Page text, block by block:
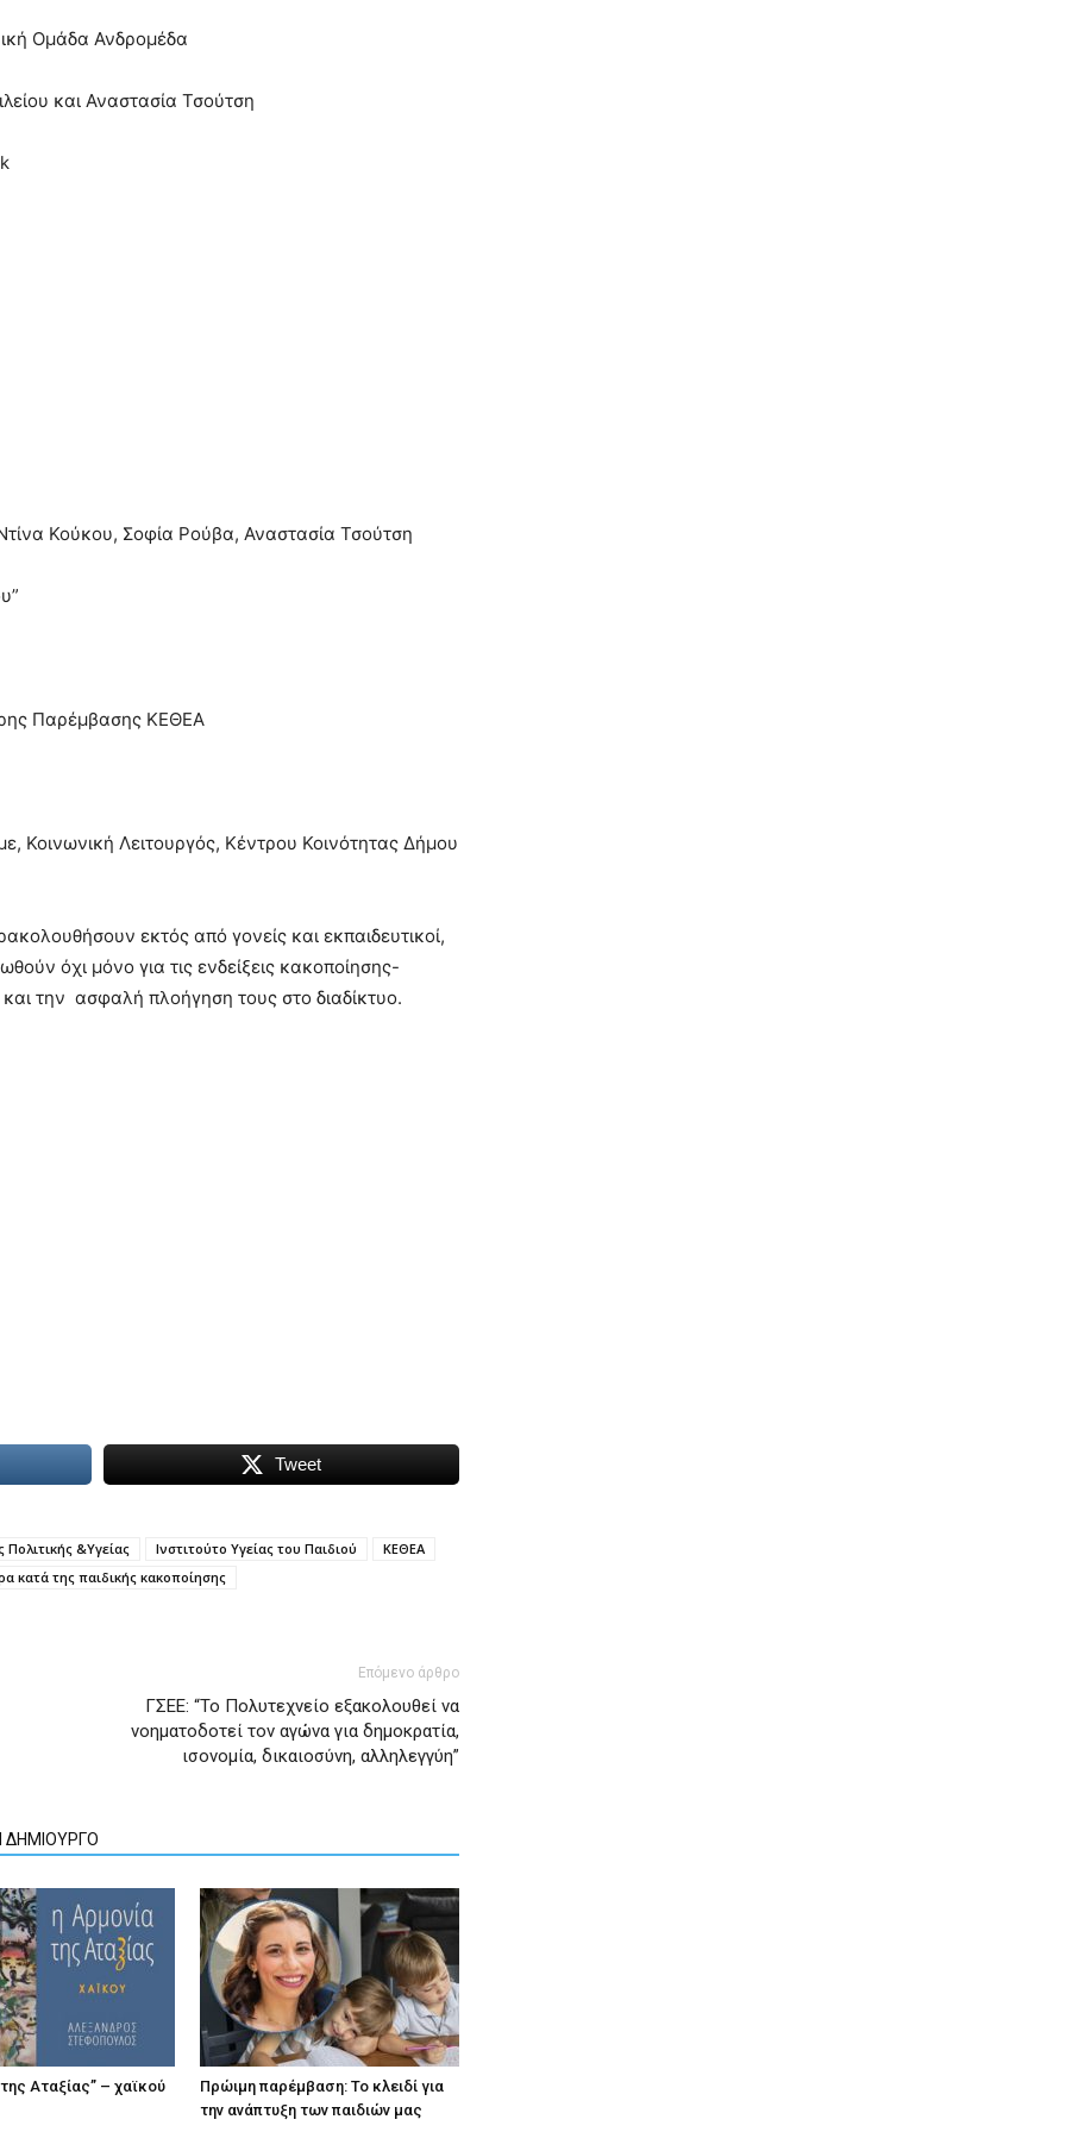
Ομάδα Ανδρομέδα
και Αναστασία Τσούτση
Κούκου, Σοφία Ρούβα, Αναστασία Τσούτση
Παρέμβασης ΚΕΘΕΑ
Κοινωνική Λειτουργός, Κέντρου Κοινότητας Δήμου
εκτός από γονείς και εκπαιδευτικοί,
όχι μόνο για τις ενδείξεις κακοποίησης-
την ασφαλή πλοήγηση τους στο διαδίκτυο.
Tweet
&Υγείας Ινστιτούτο Υγείας του Παιδιού
ΚΕΘΕΑ
κατά της παιδικής κακοποίησης
Επόμενο άρθρο
ΓΣΕΕ: “Το Πολυτεχνείο εξακολουθεί να
νοηματοδοτεί τον αγώνα για δημοκρατία,
ισονομία, δικαιοσύνη, αλληλεγγύη”
ΔΗΜΙΟΥΡΓΟ
Αταξίας” – χαϊκού
Πρώιμη παρέμβαση: Το κλειδί για
την ανάπτυξη των παιδιών µας